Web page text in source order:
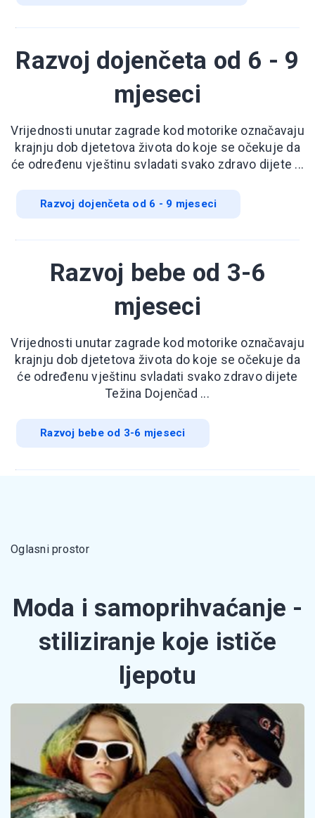
Razvoj dojenčeta od 6 - 9
mjeseci
Vrijednosti unutar zagrade kod motorike označavaju
krajnju dob djetetova života do koje se očekuje da
će određenu vještinu svladati svako zdravo dijete ...
Razvoj dojenčeta od 6 - 9 mjeseci
Razvoj bebe od 3-6
mjeseci
Vrijednosti unutar zagrade kod motorike označavaju
krajnju dob djetetova života do koje se očekuje da
će određenu vještinu svladati svako zdravo dijete
Težina Dojenčad ...
Razvoj bebe od 3-6 mjeseci
Oglasni prostor
Moda i samoprihvaćanje -
stiliziranje koje ističe
ljepotu